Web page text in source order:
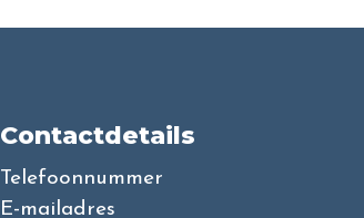
Contactdetails
Telefoonnummer
E-mailadres